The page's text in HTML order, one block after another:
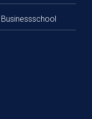
Businessschool